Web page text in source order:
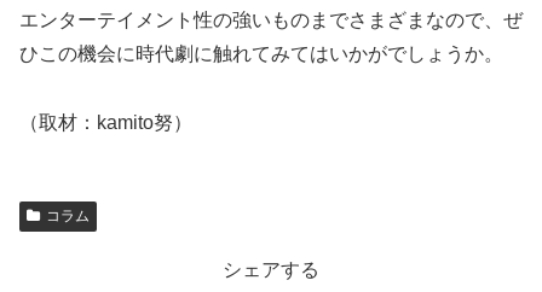
エンターテイメント性の強いものまでさまざまなので、ぜ
ひこの機会に時代劇に触れてみてはいかがでしょうか。
（取材：kamito努）
コラム
シェアする